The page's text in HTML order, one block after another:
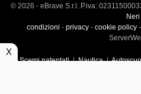
© 2026 - eBrave S.r.l. P.iva:
Neri
condizioni - privacy- cookie policy-
Scemi patentati|Nautica|
X